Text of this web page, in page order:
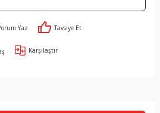
Yaz Tavsiye Et
Karşılaştır